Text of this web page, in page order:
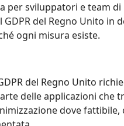
per sviluppatori e team
del Regno Unito
ogni misura esiste.
del Regno Unito
delle applicazioni che
dove